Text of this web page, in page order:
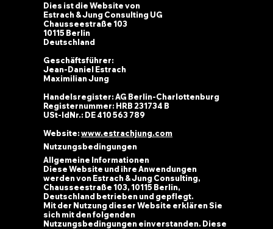
Dies ist die Website von
Estrach & Jung Consulting UG
Chausseestraße 103
10115 Berlin
Deutschland
Geschäftsführer:
Jean-Daniel Estrach
Maximilian Jung
Handelsregister: AG Berlin-Charlottenburg
Registernummer: HRB 231734 B
USt-IdNr.: DE 410 563 789
Website: www.estrachjung.com
Nutzungsbedingungen
Allgemeine Informationen
Diese Website und ihre Anwendungen
werden von Estrach & Jung Consulting,
Chausseestraße 103, 10115 Berlin,
Deutschland betrieben und gepflegt.
Mit der Nutzung dieser Website erklären Sie
sich mit den folgenden
Nutzungsbedingungen einverstanden. Diese